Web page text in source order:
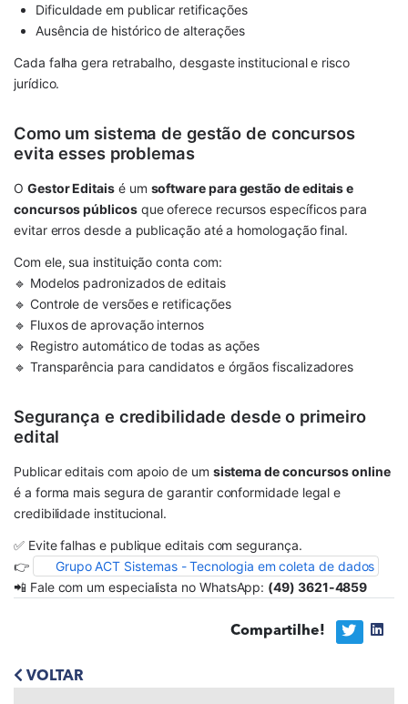
Dificuldade em publicar retificações
Ausência de histórico de alterações
Cada falha gera retrabalho, desgaste institucional e risco
jurídico.
Como um sistema de gestão de concursos
evita esses problemas
O Gestor Editaisé um software para gestão de editais e
concursos públicosque oferece recursos específicos para
evitar erros desde a publicação até a homologação final.
Com ele, sua instituição conta com:
🔹 Modelos padronizados de editais
🔹 Controle de versões e retificações
🔹 Fluxos de aprovação internos
🔹 Registro automático de todas as ações
🔹 Transparência para candidatos e órgãos fiscalizadores
Segurança e credibilidade desde o primeiro
edital
Publicar editais com apoio de um sistema de concursos online
é a forma mais segura de garantir conformidade legal e
credibilidade institucional.
✅ Evite falhas e publique editais com segurança.
👉
Grupo ACT Sistemas - Tecnologia em coleta de dados
📲 Fale com um especialista no WhatsApp: (49) 3621-4859
Compartilhe!
VOLTAR